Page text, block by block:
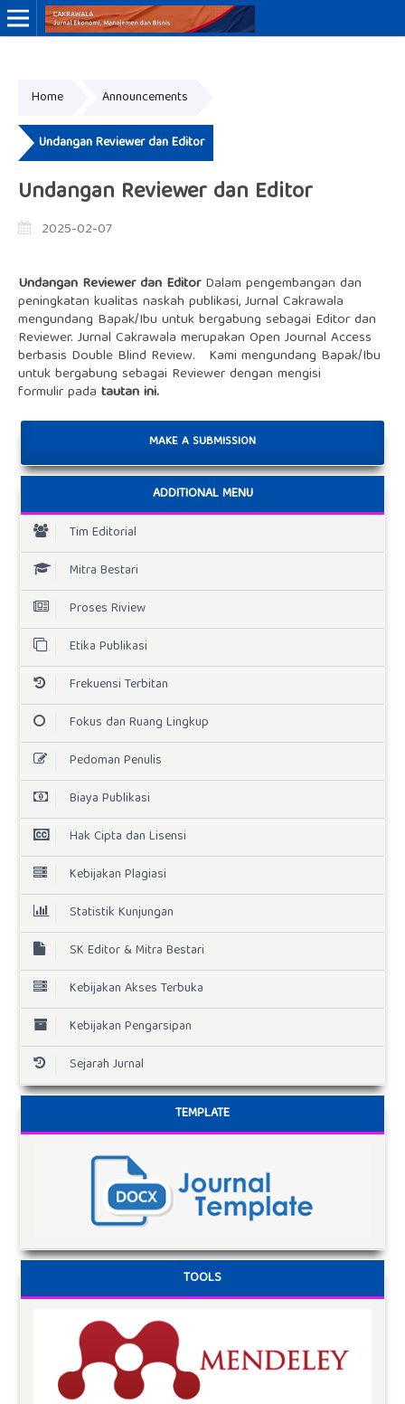
Home Announcements
Undangan Reviewer dan Editor
Undangan Reviewer dan Editor
2025-02-07
Undangan Reviewer dan EditorDalam pengembangan dan
peningkatan kualitas naskah publikasi, Jurnal Cakrawala
mengundang Bapak/Ibu untuk bergabung sebagai Editor dan
Reviewer. Jurnal Cakrawala merupakan Open Journal Access
berbasis Double Blind Review. Kami mengundang Bapak/Ibu
untuk bergabung sebagai Reviewer dengan mengisi
formulir pada tautan ini.
MAKE A SUBMISSION
ADDITIONAL MENU
Tim Editorial
Mitra Bestari
Proses Riview
Etika Publikasi
Frekuensi Terbitan
Fokus dan Ruang Lingkup
Pedoman Penulis
Biaya Publikasi
Hak Cipta dan Lisensi
Kebijakan Plagiasi
Statistik Kunjungan
SK Editor & Mitra Bestari
Kebijakan Akses Terbuka
Kebijakan Pengarsipan
Sejarah Jurnal
TEMPLATE
TOOLS